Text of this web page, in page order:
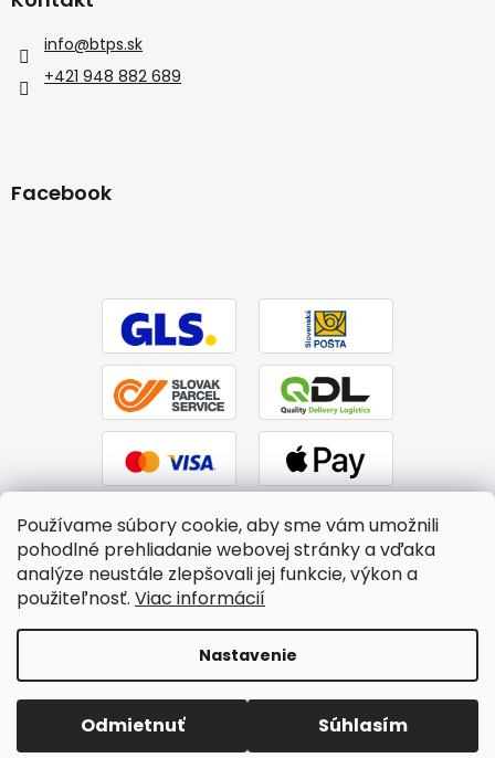
Používame súbory cookie, aby sme vám umožnili
pohodlné prehliadanie webovej stránky a vďaka
analýze neustále zlepšovali jej funkcie, výkon a
použiteľnosť. Viac informácií
Nastavenie
Odmietnuť Súhlasím
info@btps.sk
+421 948 882 689
Facebook
Copyright 2026BTPS.sk. Všetky práva vyhradené.Upraviť
nastavenie cookies